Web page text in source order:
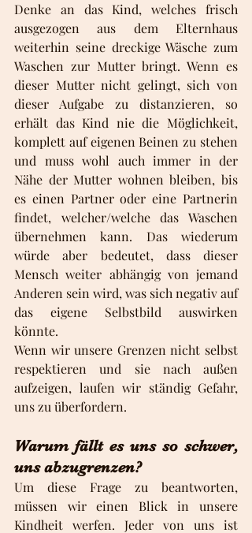
Denke an das Kind, welches frisch
ausgezogen aus dem Elternhaus
weiterhin seine dreckige Wäsche zum
Waschen zur Mutter bringt. Wenn es
dieser Mutter nicht gelingt, sich von
dieser Aufgabe zu distanzieren, so
erhält das Kind nie die Möglichkeit,
komplett auf eigenen Beinen zu stehen
und muss wohl auch immer in der
Nähe der Mutter wohnen bleiben, bis
es einen Partner oder eine Partnerin
findet, welcher/welche das Waschen
übernehmen kann. Das wiederum
würde aber bedeutet, dass dieser
Mensch weiter abhängig von jemand
Anderen sein wird, was sich negativ auf
das eigene Selbstbild auswirken
könnte.
Wenn wir unsere Grenzen nicht selbst
respektieren und sie nach außen
aufzeigen, laufen wir ständig Gefahr,
uns zu überfordern.
Warum fällt es uns so schwer,
uns abzugrenzen?
Um diese Frage zu beantworten,
müssen wir einen Blick in unsere
Kindheit werfen. Jeder von uns ist